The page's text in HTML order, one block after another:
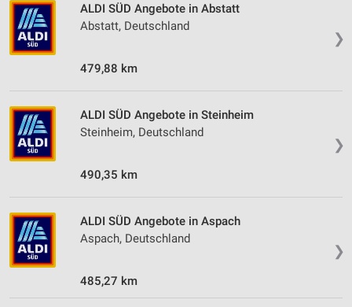
❯
ALDI SÜD Angebote in Abstatt
Abstatt, Deutschland
479,88 km
❯
ALDI SÜD Angebote in Steinheim
Steinheim, Deutschland
490,35 km
❯
ALDI SÜD Angebote in Aspach
Aspach, Deutschland
485,27 km